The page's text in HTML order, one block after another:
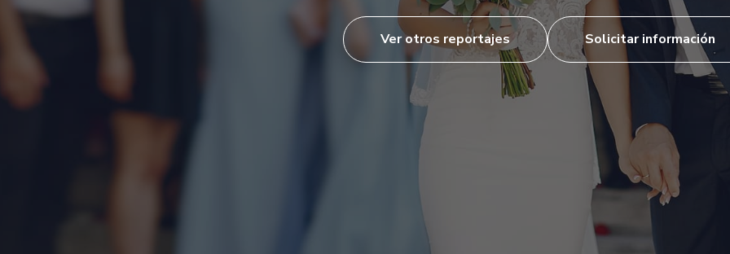
Ver otros reportajes Solicitar información